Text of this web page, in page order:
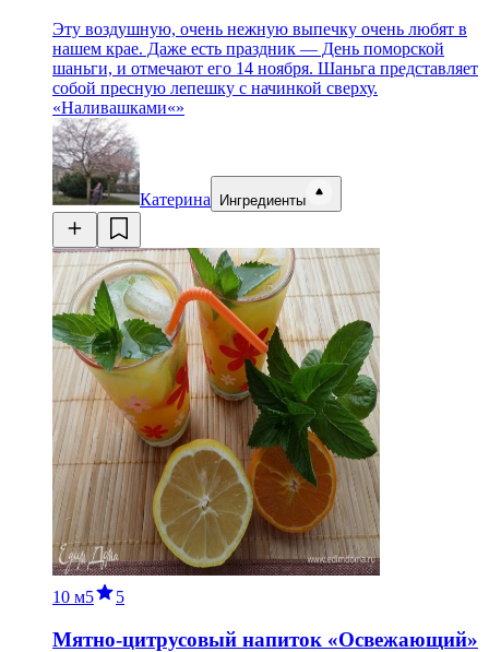
Эту воздушную, очень нежную выпечку очень любят в
нашем крае. Даже есть праздник — День поморской
шаньги, и отмечают его 14 ноября. Шаньга представляет
собой пресную лепешку с начинкой сверху.
«Наливашками«»
Катерина Ингредиенты
10 м5 5
Мятно-цитрусовый напиток «Освежающий»